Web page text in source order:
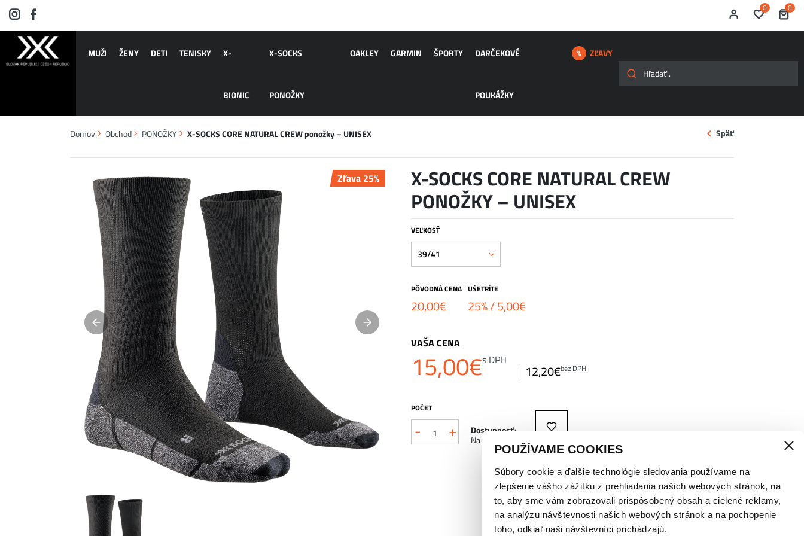
POUŽÍVAME COOKIES
Súbory cookie a ďalšie technológie sledovania používame na
zlepšenie vášho zážitku z prehliadania našich webových stránok, na
to, aby sme vám zobrazovali prispôsobený obsah a cielené reklamy,
na analýzu návštevnosti našich webových stránok a na pochopenie
toho, odkiaľ naši návštevníci prichádzajú.
0 0
MUŽI ŽENY DETI TENISKY X-
BIONIC
X-SOCKS
PONOŽKY
OAKLEY GARMIN ŠPORTY DARČEKOVÉ
POUKÁŽKY
ZĽAVY
Domov Obchod PONOŽKY X-SOCKS CORE NATURAL CREW ponožky – UNISEX Späť
Zľava 25% X-SOCKS CORE NATURAL CREW
PONOŽKY – UNISEX
VEĽKOSŤ
39/41
PÔVODNÁ CENA
20,00€
UŠETRÍTE
25% /5,00€
VAŠA CENA
15,00€s DPH
12,20€bez DPH
POČET
-
množstvo+
Dostupnosť:
Na sklade